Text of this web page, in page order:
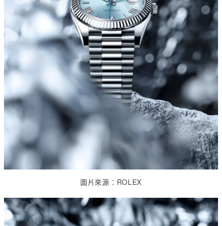
圖片來源： ROLEX